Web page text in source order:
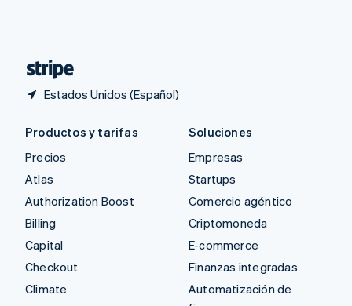
Estados Unidos (Español)
Productos y tarifas
Precios
Atlas
Authorization Boost
Billing
Capital
Checkout
Climate
Soluciones
Empresas
Startups
Comercio agéntico
Criptomoneda
E-commerce
Finanzas integradas
Automatización de